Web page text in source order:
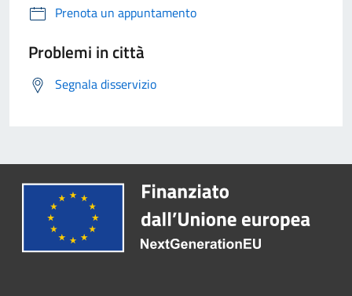
Prenota un appuntamento
Problemi in città
Segnala disservizio